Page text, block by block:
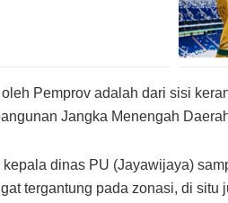
Pemprov adalah dari sisi
Jangka Menengah
dinas PU (Jayawijaya)
tergantung pada zonasi, di